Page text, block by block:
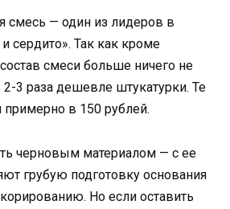
смесь — один из лидеров в
сердито». Так как кроме
смеси больше ничего не
2-3 раза дешевле штукатурки. Те
примерно в 150 рублей.
черновым материалом — с ее
грубую подготовку основания
Но если оставить